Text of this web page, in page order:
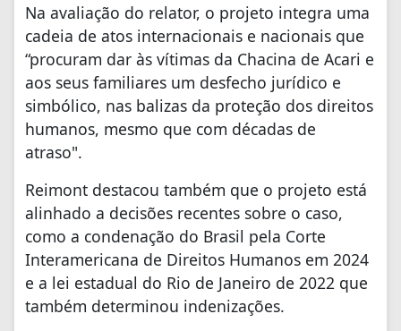
Na avaliação do relator, o projeto integra uma
cadeia de atos internacionais e nacionais que
“procuram dar às vítimas da Chacina de Acari e
aos seus familiares um desfecho jurídico e
simbólico, nas balizas da proteção dos direitos
humanos, mesmo que com décadas de
atraso".
Reimont destacou também que o projeto está
alinhado a decisões recentes sobre o caso,
como a condenação do Brasil pela Corte
Interamericana de Direitos Humanos em 2024
e a lei estadual do Rio de Janeiro de 2022 que
também determinou indenizações.